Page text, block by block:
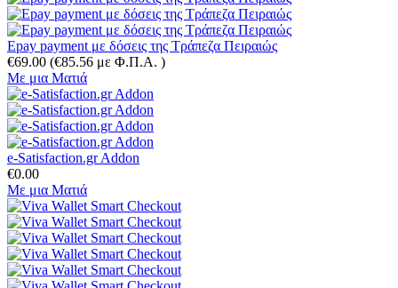
Epay payment με δόσεις της Τράπεζα Πειραιώς
€69.00 (€85.56 με Φ.Π.Α. )
Με μια Ματιά
e-Satisfaction.gr Addon
€0.00
Με μια Ματιά